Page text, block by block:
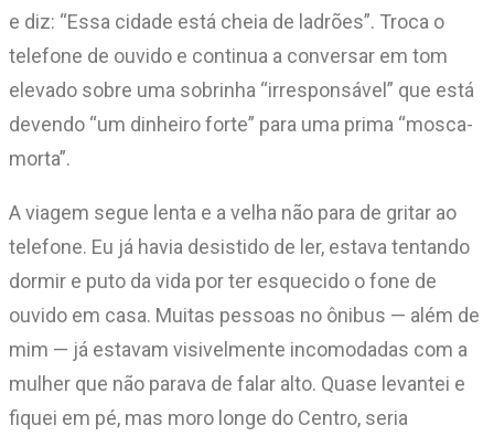
e diz: “Essa cidade está cheia de ladrões”. Troca o
telefone de ouvido e continua a conversar em tom
elevado sobre uma sobrinha “irresponsável” que está
devendo “um dinheiro forte” para uma prima “mosca-
morta”.
A viagem segue lenta e a velha não para de gritar ao
telefone. Eu já havia desistido de ler, estava tentando
dormir e puto da vida por ter esquecido o fone de
ouvido em casa. Muitas pessoas no ônibus — além de
mim — já estavam visivelmente incomodadas com a
mulher que não parava de falar alto. Quase levantei e
fiquei em pé, mas moro longe do Centro, seria